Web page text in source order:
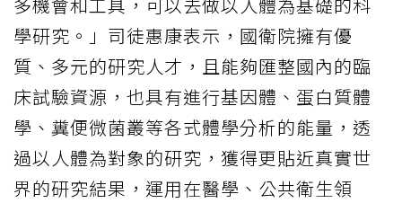
學研究。」司徒惠康表示，國衛院擁有優
質、多元的研究人才，且能夠匯整國內的臨
床試驗資源，也具有進行基因體、蛋白質體
學、糞便微菌叢等各式體學分析的能量，透
過以人體為對象的研究，獲得更貼近真實世
界的研究結果，運用在醫學、公共衛生領